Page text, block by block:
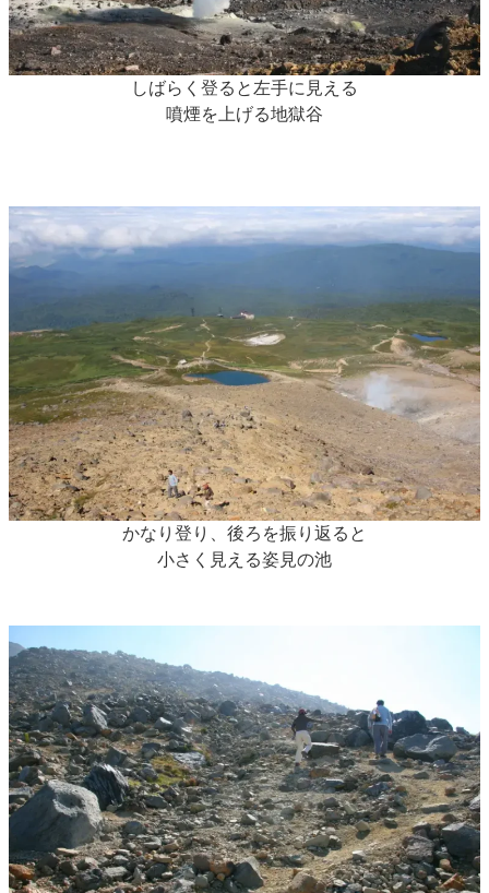
しばらく登ると左手に見える
噴煙を上げる地獄谷
かなり登り、後ろを振り返ると
小さく見える姿見の池